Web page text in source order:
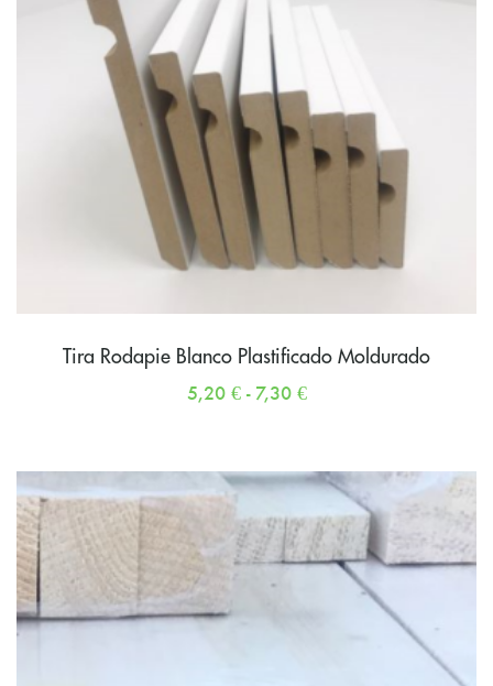
Tira Rodapie Blanco Plastificado Moldurado
5,20 € - 7,30 €